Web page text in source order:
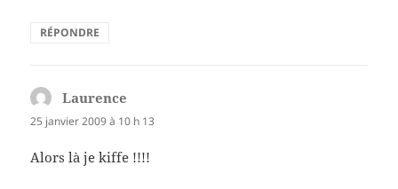
RÉPONDRE
Laurence
25 janvier 2009 à 10 h 13
Alors là je kiffe !!!!